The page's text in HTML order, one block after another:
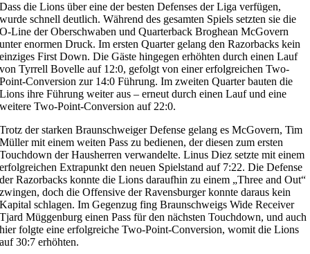
Dass die Lions über eine der besten Defenses der Liga verfügen,
wurde schnell deutlich. Während des gesamten Spiels setzten sie die
O-Line der Oberschwaben und Quarterback Broghean McGovern
unter enormen Druck. Im ersten Quarter gelang den Razorbacks kein
einziges First Down. Die Gäste hingegen erhöhten durch einen Lauf
von Tyrrell Bovelle auf 12:0, gefolgt von einer erfolgreichen Two-
Point-Conversion zur 14:0 Führung. Im zweiten Quarter bauten die
Lions ihre Führung weiter aus – erneut durch einen Lauf und eine
weitere Two-Point-Conversion auf 22:0.
Trotz der starken Braunschweiger Defense gelang es McGovern, Tim
Müller mit einem weiten Pass zu bedienen, der diesen zum ersten
Touchdown der Hausherren verwandelte. Linus Diez setzte mit einem
erfolgreichen Extrapunkt den neuen Spielstand auf 7:22. Die Defense
der Razorbacks konnte die Lions daraufhin zu einem „Three and Out“
zwingen, doch die Offensive der Ravensburger konnte daraus kein
Kapital schlagen. Im Gegenzug fing Braunschweigs Wide Receiver
Tjard Müggenburg einen Pass für den nächsten Touchdown, und auch
hier folgte eine erfolgreiche Two-Point-Conversion, womit die Lions
auf 30:7 erhöhten.